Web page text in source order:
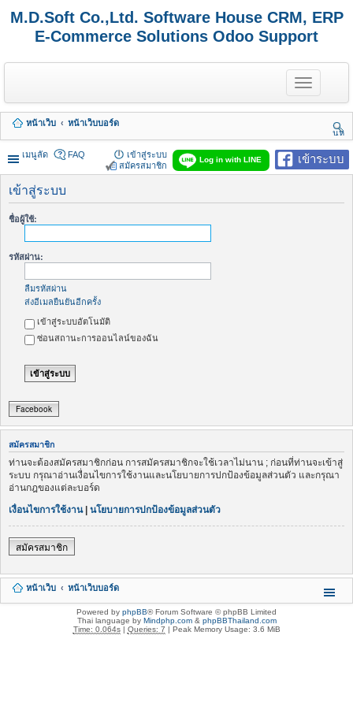
M.D.Soft Co.,Ltd. Software House CRM, ERP
E-Commerce Solutions Odoo Support
T
o
g
e
n
a
v
g
หน้าเว็บ
หน้าเว็บบอร์ด
นห
า
เมนูลัด
เข้าระบบ
Log in with LINE
FAQ
เข้าสู่ระบบ
สมัครสมาชิก
เข้าสู่ระบบ
ชื่อผู้ใช้:
รหัสผ่าน:
ลืมรหัสผ่าน
ส่งอีเมลยืนยันอีกครั้ง
เข้าสู่ระบบอัตโนมัติ
ซ่อนสถานะการออนไลน์ของฉัน
Facebook
สมัครสมาชิก
ท่านจะต้องสมัครสมาชิกก่อน การสมัครสมาชิกจะใช้เวลาไม่นาน ; ก่อนที่ท่านจะเข้าสู่
ระบบ กรุณาอ่านเงื่อนไขการใช้งานและนโยบายการปกป้องข้อมูลส่วนตัว และกรุณา
อ่านกฎของแต่ละบอร์ด
เงื่อนไขการใช้งาน| นโยบายการปกป้องข้อมูลส่วนตัว
สมัครสมาชิก
หน้าเว็บ หน้าเว็บบอร์ด
Powered by phpBB® Forum Software © phpBB Limited
Thai language by Mindphp.com& phpBBThailand.com
Time: 0.064s| Queries: 7 | Peak Memory Usage: 3.6 MiB